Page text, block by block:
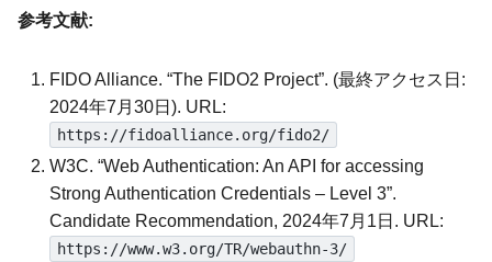
参考文献:
FIDO Alliance. “The FIDO2 Project”. (最終アクセス日:
2024年7月30日). URL:
https://fidoalliance.org/fido2/
W3C. “Web Authentication: An API for accessing
Strong Authentication Credentials – Level 3”.
Candidate Recommendation, 2024年7月1日. URL:
https://www.w3.org/TR/webauthn-3/